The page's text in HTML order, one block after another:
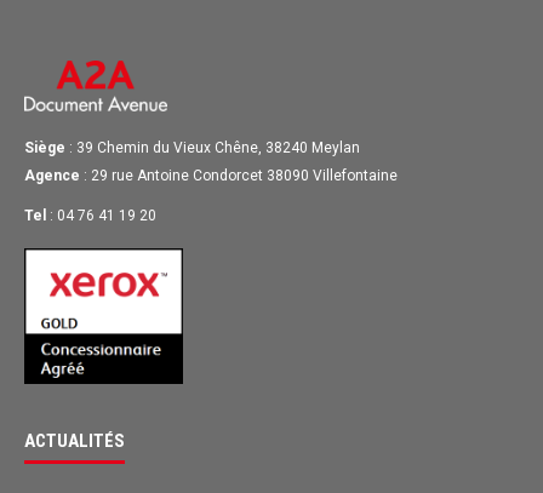
Siège : 39 Chemin du Vieux Chêne, 38240 Meylan
Agence : 29 rue Antoine Condorcet 38090 Villefontaine
Tel : 04 76 41 19 20
ACTUALITÉS